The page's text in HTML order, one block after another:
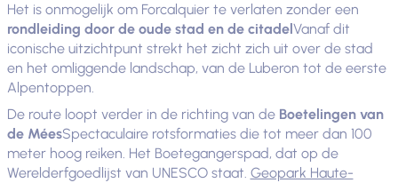
Het is onmogelijk om Forcalquier te verlaten zonder een
rondleiding door de oude stad en de citadel Vanaf dit
iconische uitzichtpunt strekt het zicht zich uit over de stad
en het omliggende landschap, van de Luberon tot de eerste
Alpentoppen.
De route loopt verder in de richting van de Boetelingen van
de MéesSpectaculaire rotsformaties die tot meer dan 100
meter hoog reiken. Het Boetegangerspad, dat op de
Werelderfgoedlijst van UNESCO staat. Geopark Haute-